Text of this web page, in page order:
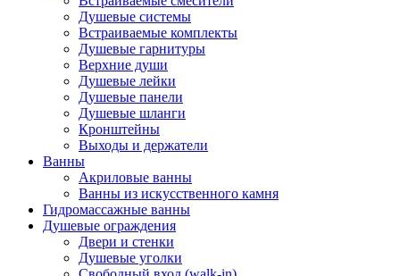
Душевые системы
Встраиваемые комплекты
Душевые гарнитуры
Верхние души
Душевые лейки
Душевые панели
Душевые шланги
Кронштейны
Выходы и держатели
Ванны
Акриловые ванны
Ванны из искусственного камня
Гидромассажные ванны
Душевые ограждения
Двери и стенки
Душевые уголки